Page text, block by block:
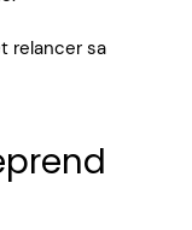
relancer sa